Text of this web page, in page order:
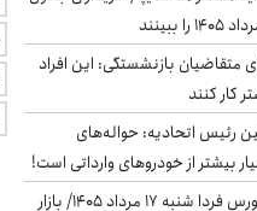
متقاضیان بازنشستگی: این افراد
رئیس اتحادیه: حواله‌های
بیشتر از خودروهای وارداتی است!
پیش‌بینی بورس فردا شنبه ۱۷ مرداد ۱۴۰۵/ بازار